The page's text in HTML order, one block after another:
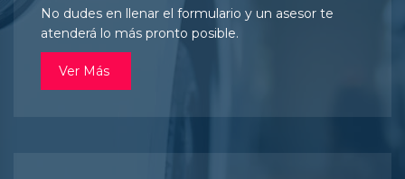
No dudes en llenar el formulario y un asesor te
atenderá lo más pronto posible.
Ver Más